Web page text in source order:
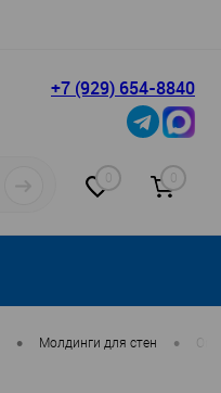
+7 (929) 654-8840
0 0
• Молдинги для стен •